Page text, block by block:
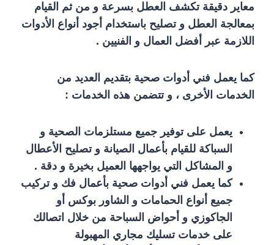
معاير دقيقة تكشف العطل بسرعة و من ثم القيام
بمعالجة العطل و تصليح باستخدام أجود أنواع الأدوات
اللازمة عبر أفضل العمال و الفنيين .
كما يعمل فني أدوات صحية بتقديم العديد من
الخدمات الأخرى ، و تتضمن هذه الخدمات :
يعمل على توفير جميع مستلزمات الصحية و
السباكة للقيام بأعمال الصيانة و تصليح الأعطال
و المشاكل التي يواجهها العميل بخيرة و دقة .
كما يعمل فني أدوات صحية بأعمال فك و تركيب
جميع أنواع الحمامات و الشاور بوكس أو
الجاكوزي و أحواض السباحة من خلال اتصالك
على خدمات تسليك مجاري المهبولة